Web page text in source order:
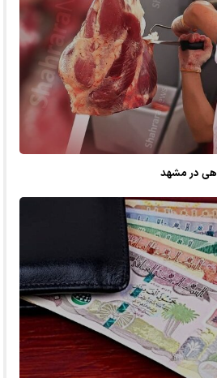
در مشهد